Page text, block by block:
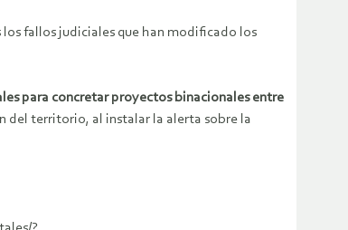
los fallos judiciales que han modificado los
para concretar proyectos binacionales entre
del territorio, al instalar la alerta sobre la